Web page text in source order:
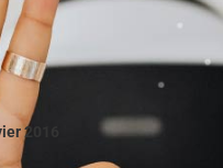
2016